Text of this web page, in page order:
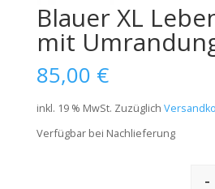
Blauer XL
mit
85,00 €
inkl. 19 % MwSt. Zuzüglich
Verfügbar bei Nachlieferung
-